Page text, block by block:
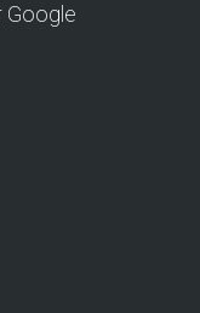
Google